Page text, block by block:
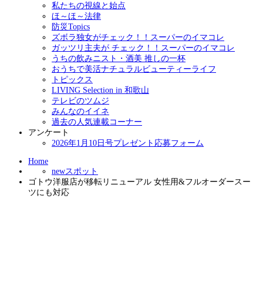
私たちの視線と始点
ほ～ほ～法律
防災Topics
ズボラ独女がチェック！！スーパーのイマコレ
ガッツリ主夫が チェック！！スーパーのイマコレ
うちの飲みニスト・酒美 推しの一杯
おうちで美活ナチュラルビューティーライフ
トピックス
LIVING Selection in 和歌山
テレビのツムジ
みんなのイイネ
過去の人気連載コーナー
アンケート
2026年1月10日号プレゼント応募フォーム
Home
newスポット
ゴトウ洋服店が移転リニューアル 女性用&フルオーダースー
ツにも対応